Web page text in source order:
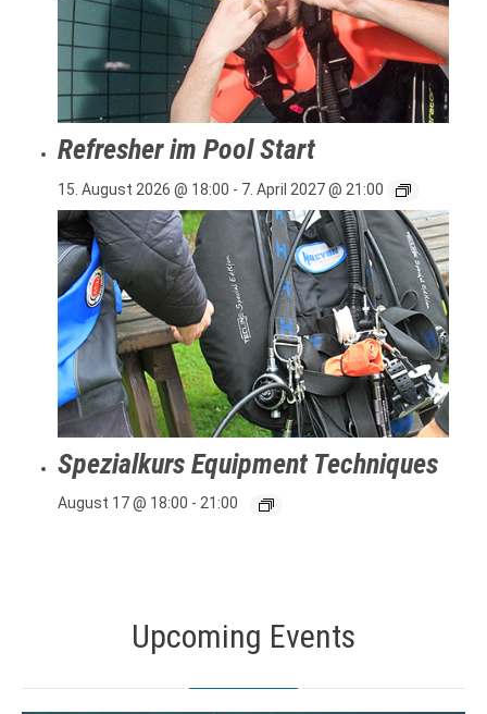
Refresher im Pool Start
15. August 2026 @ 18:00 - 7. April 2027 @ 21:00
Spezialkurs Equipment Techniques
August 17 @ 18:00 -21:00
Upcoming Events